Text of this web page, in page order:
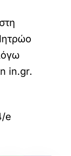
in.gr.
economy/